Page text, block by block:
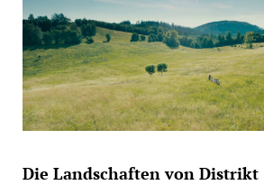
Die Landschaften von Distrikt